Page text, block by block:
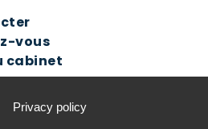
vous
cabinet
cookies
Privacy policy